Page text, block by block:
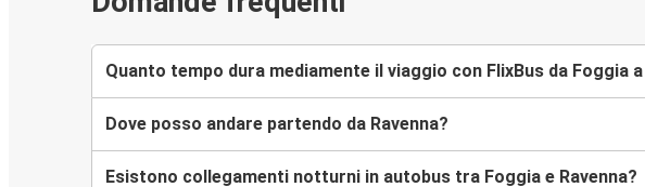
Quanto tempo dura mediamente il viaggio con FlixBus da Foggia a
Dove posso andare partendo da Ravenna?
Esistono collegamenti notturni in autobus tra Foggia e Ravenna?